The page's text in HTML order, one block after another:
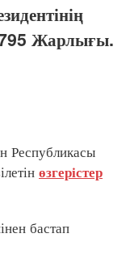
Жарлығы.
Республикасы
өзгерістер
бастап